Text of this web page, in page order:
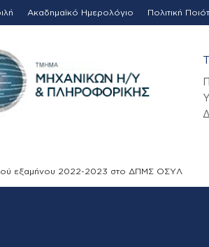
Ακαδημαϊκό Ημερολόγιο Πολιτική
εξαμήνου 2022-2023 στο ΔΠΜΣ ΟΣΥΛ